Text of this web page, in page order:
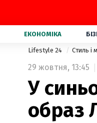
ЕКОНОМІКА
Lifestyle 24 Стиль і
29 жовтня, 13:45
У
образ